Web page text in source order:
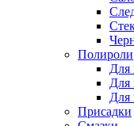
Полироли
Для
Для
Для
Присадки